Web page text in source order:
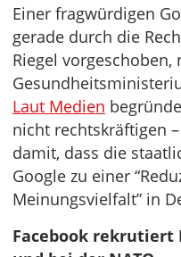
Einer fragwürdigen
gerade durch die
Riegel
Laut Medien
nicht rechtskräftigen
damit, dass die
Google zu einer
Meinungsvielfalt” in
Facebook rekrutiert